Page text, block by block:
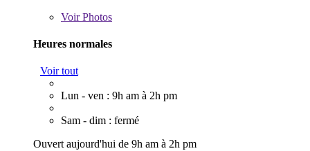
VoirPhotos
Heures normales
Voir tout
Lun - ven : 9h am à 2h pm
Sam - dim : fermé
Ouvert aujourd'hui de 9h am à 2h pm